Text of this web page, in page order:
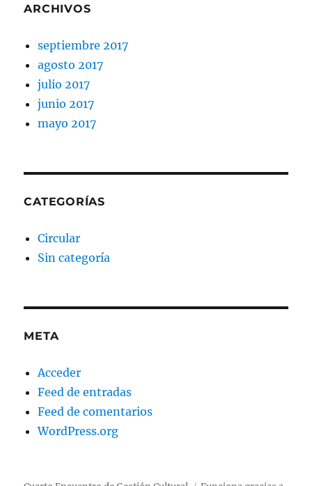
ARCHIVOS
septiembre 2017
agosto 2017
julio 2017
junio 2017
mayo 2017
CATEGORÍAS
Circular
Sin categoría
META
Acceder
Feed de entradas
Feed de comentarios
WordPress.org